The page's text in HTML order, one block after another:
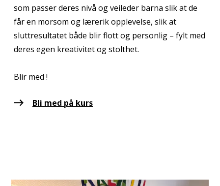
som passer deres nivå og veileder barna slik at de
får en morsom og lærerik opplevelse, slik at
sluttresultatet både blir flott og personlig – fylt med
deres egen kreativitet og stolthet.
Blir med !
Bli med på kurs